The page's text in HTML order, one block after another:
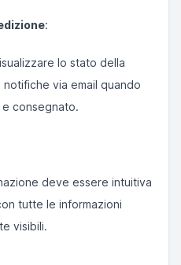
:
lo stato della
via email quando
consegnato.
deve essere intuitiva
tutte le informazioni
visibili.